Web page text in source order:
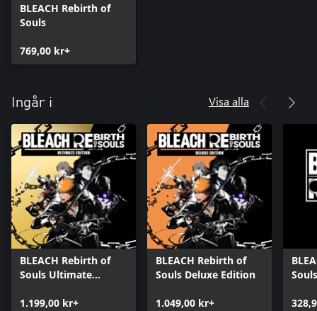
BLEACH Rebirth of
Souls
769,00 kr+
Ingår i Visa alla
BLEACH Rebirth of
Souls Ultimate
1.199,00 kr+
BLEACH Rebirth of
Souls Deluxe Edition
1.049,00 kr+